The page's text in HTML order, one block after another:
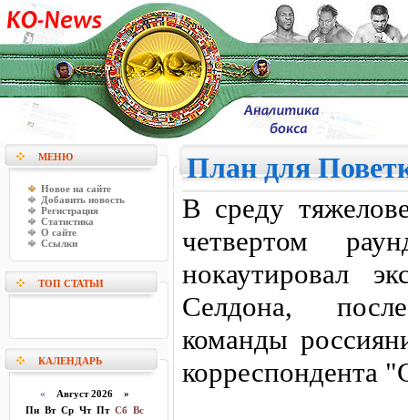
МЕНЮ
Новое на сайте
Добавить новость
Регистрация
Статистика
О сайте
Ссылки
ТОП СТАТЬИ
КАЛЕНДАРЬ
« Август 2026 »
Пн Вт Ср Чт Пт Сб Вс
План для
В среду
четвертом
нокаутировал
Селдона,
команды
корреспондента